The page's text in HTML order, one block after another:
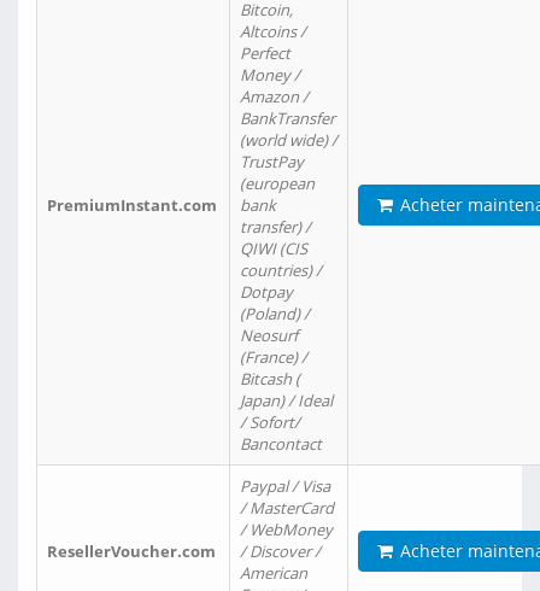
PremiumInstant.com
Bitcoin,
Altcoins /
Perfect
Money /
Amazon /
BankTransfer
(world wide) /
TrustPay
(european
bank
transfer) /
QIWI (CIS
countries) /
Dotpay
(Poland) /
Neosurf
(France) /
Bitcash (
Japan) / Ideal
/ Sofort/
Bancontact
Acheter
ResellerVoucher.com
Paypal / Visa
/ MasterCard
/ WebMoney
/ Discover /
American
Acheter